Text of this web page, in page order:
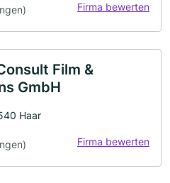
Firma bewerten
Film &
GmbH
Haar
Firma bewerten